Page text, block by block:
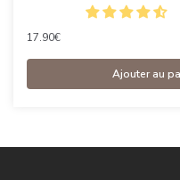
17.90€
Ajouter au